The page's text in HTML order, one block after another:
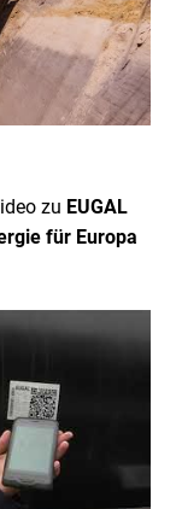
zu EUGAL
für Europa